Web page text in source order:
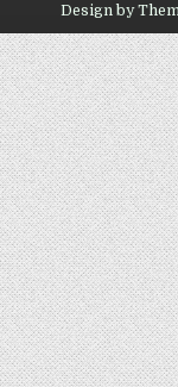
Design by